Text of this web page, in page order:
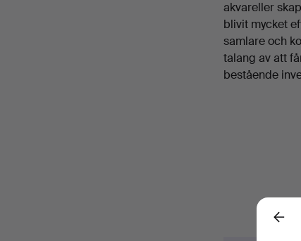
akvareller
blivit mycket
samlare och
talang av att
bestående
Back